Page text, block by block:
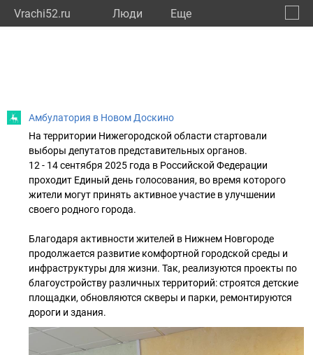
Vrachi52.ru Люди Eще
Амбулатория в Новом Доскино
На территории Нижегородской области стартовали
выборы депутатов представительных органов.
12 - 14 сентября 2025 года в Российской Федерации
проходит Единый день голосования, во время которого
жители могут принять активное участие в улучшении
своего родного города.
Благодаря активности жителей в Нижнем Новгороде
продолжается развитие комфортной городской среды и
инфраструктуры для жизни. Так, реализуются проекты по
благоустройству различных территорий: строятся детские
площадки, обновляются скверы и парки, ремонтируются
дороги и здания.